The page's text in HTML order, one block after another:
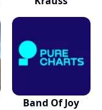
Band Of Joy